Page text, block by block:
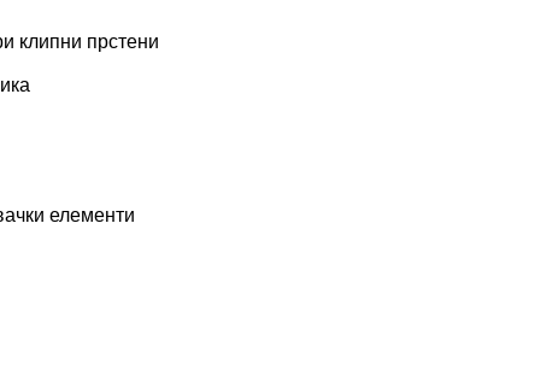
клипни прстени
елементи